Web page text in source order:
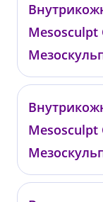
00750
от 19
Mesosculpt
00899
от 35
Mesosculpt